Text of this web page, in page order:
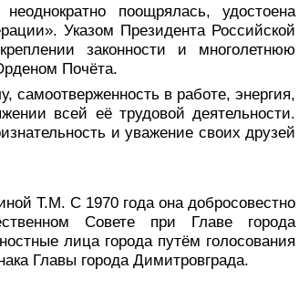
поощрялась, удостоена
Указом Президента Российской
законности и многолетнюю
Почёта.
самоотверженность в работе, энергия,
всей её трудовой деятельности.
и уважение своих друзей
Т.М. С 1970 года она добросовестно
Совете при Главе города
лица города путём голосования
Главы города Димитровграда.